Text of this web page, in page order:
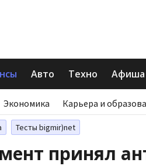
Авто Техно Афиша
Экономика Карьера и
Тесты bigmir)net
принял